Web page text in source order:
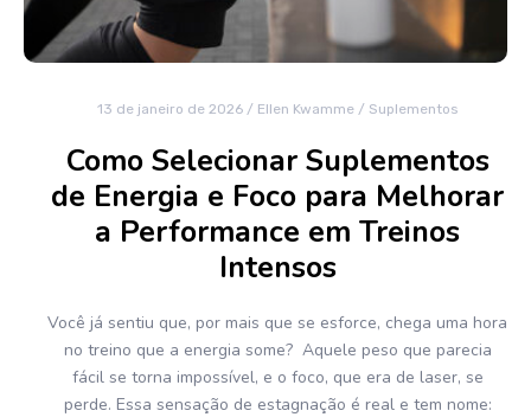
13 de janeiro de 2026 / Ellen Kwamme / Suplementos
Como Selecionar Suplementos
de Energia e Foco para Melhorar
a Performance em Treinos
Intensos
Você já sentiu que, por mais que se esforce, chega uma hora
no treino que a energia some? Aquele peso que parecia
fácil se torna impossível, e o foco, que era de laser, se
perde. Essa sensação de estagnação é real e tem nome: